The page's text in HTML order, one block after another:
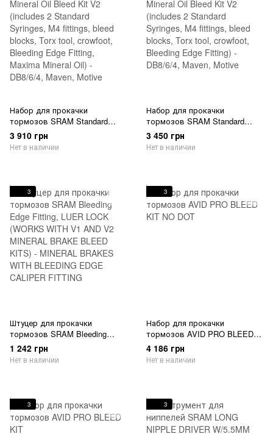
Набор для прокачки
тормозов SRAM Standard
Mineral Oil Bleed Kit V2
(includes 2 Standard Syringes,
M4 fittings, bleed blocks, Torx
DB8/6/4, Maven, Motive
3 910 грн
Нет в наличии
Набор для прокачки
тормозов SRAM Standard
Mineral Oil Bleed Kit V2
(includes 2 Standard Syringes,
M4 fittings, bleed blocks, Torx
Motive
3 450 грн
Нет в наличии
3
Штуцер для прокачки
тормозов SRAM Bleeding
Edge Fitting, LUER LOCK
(WORKS WITH V1 AND V2
MINERAL BRAKE BLEED KITS)
FITTING
1 242 грн
Нет в наличии
3
Набор для прокачки
тормозов AVID PRO BLEED
KIT NO DOT
4 186 грн
Нет в наличии
3 3